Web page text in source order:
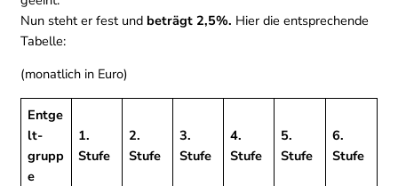
Nun steht er fest und beträgt 2,5%. Hier die entsprechende
Tabelle:
(monatlich in Euro)
Entge
lt-
grupp
e
1.
Stufe
2.
Stufe
3.
Stufe
4.
Stufe
5.
Stufe
6.
Stufe